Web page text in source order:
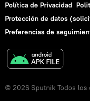
Política de Privacidad
Protección de datos
Preferencias de
© 2026 Sputnik Todos los